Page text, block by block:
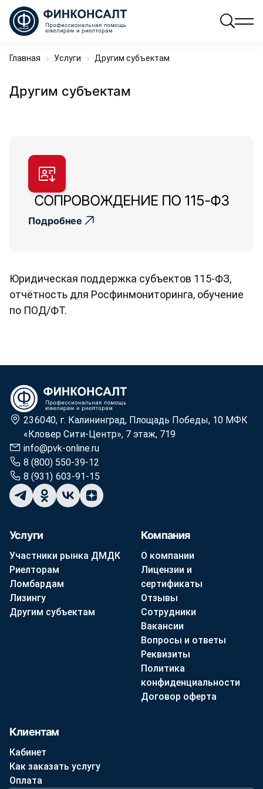
Главная Услуги Другим субъектам
Другим субъектам
СОПРОВОЖДЕНИЕ ПО 115-ФЗ
Подробнее
Юридическая поддержка субъектов 115-ФЗ,
отчётность для Росфинмониторинга, обучение
по ПОД/ФТ.
236040, г. Калининград, Площадь Победы, 10 МФК
«Кловер Сити-Центр», 7 этаж, 719
info@pvk-online.ru
8 (800) 550-39-12
8 (931) 603-91-15
Услуги
Участники рынка ДМДК
Риелторам
Ломбардам
Лизингу
Другим субъектам
Компания
О компании
Лицензии и
сертификаты
Отзывы
Сотрудники
Вакансии
Вопросы и ответы
Реквизиты
Политика
конфиденциальности
Договор оферта
Клиентам
Кабинет
Как заказать услугу
Оплата